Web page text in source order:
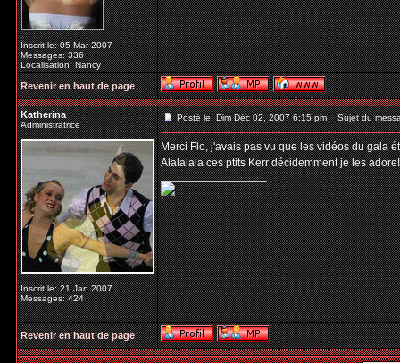
Inscrit le: 05 Mar 2007
Messages: 336
Localisation: Nancy
Revenir en haut de page
Katherina
Administratrice
Inscrit le: 21 Jan 2007
Messages: 424
Posté le: Dim Déc 02, 2007 6:15 pm Sujet du
Merci Flo, j'avais pas vu que les vidéos du gala
Alalalala ces ptits Kerr décidemment je les
_________________
Revenir en haut de page